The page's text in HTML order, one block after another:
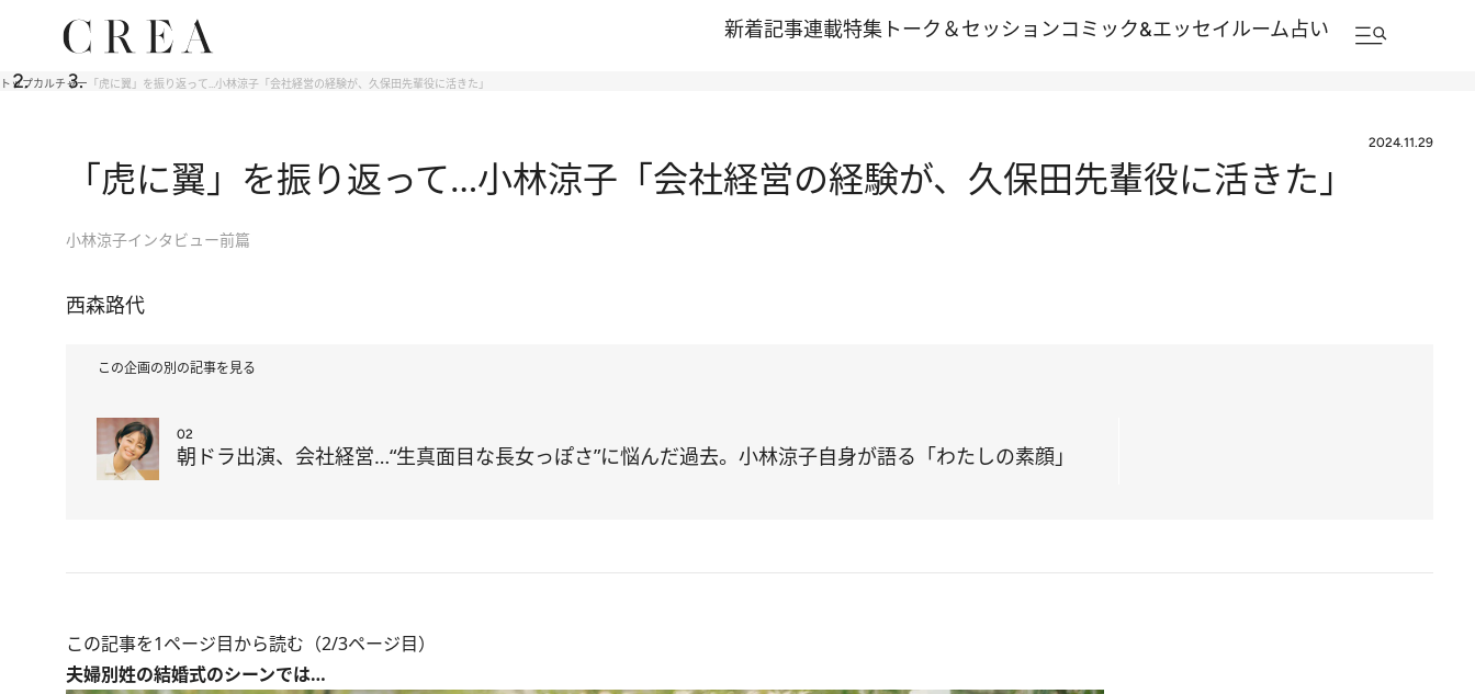
新着記事連載特集 トーク＆セッションコミック&エッセイルーム占い
トップカルチャー 「虎に翼」を振り返って…小林涼子「会社経営の経験が、久保田先輩役に活きた」
2024.11.29
「虎に翼」を振り返って…小林涼子「会社経営の経験が、久保田先輩役に活きた」
小林涼子インタビュー前篇
西森路代
この企画の別の記事を見る
02
朝ドラ出演、会社経営…“生真面目な長女っぽさ”に悩んだ過去。小林涼子自身が語る「わたしの素顔」
この記事を1ページ目から読む（2/3ページ目）
夫婦別姓の結婚式のシーンでは…